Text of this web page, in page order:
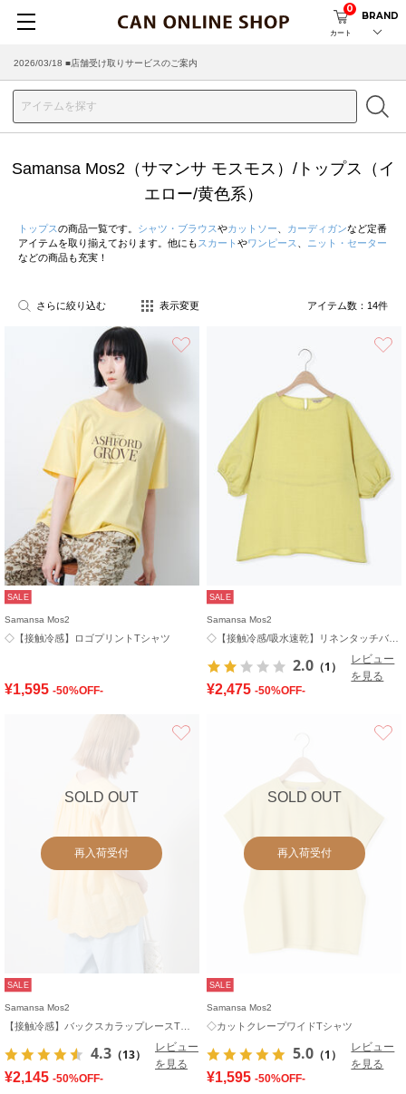
カート
0
BRAND
2026/08/04 ■8/13(木)AM2:00～サイトメンテナンス実施のお知らせ
2026/03/18 ■店舗受け取りサービスのご案内
Samansa Mos2（サマンサ モスモス）/トップス（イ
エロー/黄色系）
トップスの商品一覧です。 シャツ・ブラウスやカットソー カーディガンなど定番
アイテムを取り揃えております。他にも スカート やワンピース
ニット・セーター
などの商品も充実！
さらに絞り込む 表示変更 アイテム数： 14件
SALE
Samansa Mos2
◇【接触冷感】ロゴプリントTシャツ
¥1,595 -50%OFF-
SALE
Samansa Mos2
2.0 （1）
レビュー
を見る
¥2,475 -50%OFF-
SOLD OUT
再入荷受付
SALE
Samansa Mos2
4.3 （13）
レビュー
を見る
¥2,145 -50%OFF-
SOLD OUT
再入荷受付
SALE
Samansa Mos2
◇カットクレープワイドTシャツ
5.0 （1）
レビュー
を見る
¥1,595 -50%OFF-